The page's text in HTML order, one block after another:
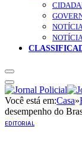
Você está em:Casa»
desempenho do
EDITORIAL